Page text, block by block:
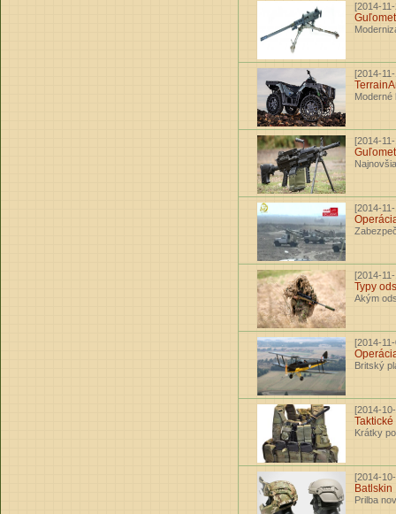
[2014-
[2014-
Moderné
[2014-
[2014-
[2014-
Typy
Akým
[2014-
Britský
[2014-
Taktické
Krátky
[2014-
Batlskin
Prilba